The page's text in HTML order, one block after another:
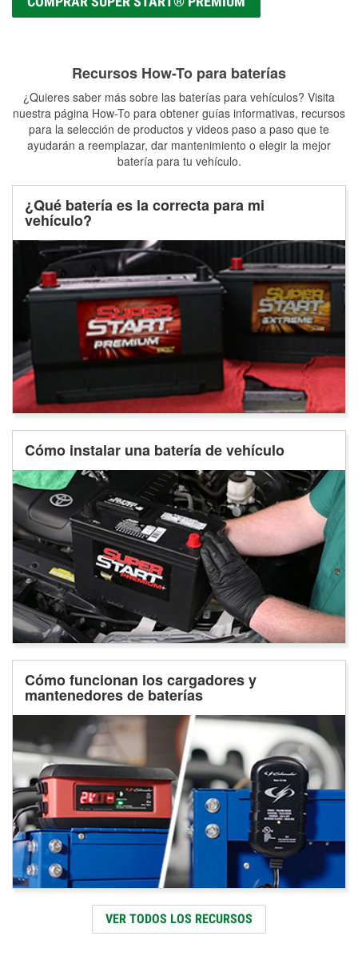
Recursos How-To para baterías
¿Quieres saber más sobre las baterías para vehículos? Visita
nuestra página How-To para obtener guías informativas, recursos
para la selección de productos y videos paso a paso que te
ayudarán a reemplazar, dar mantenimiento o elegir la mejor
batería para tu vehículo.
¿Qué batería es la correcta para mi
vehículo?
Cómo instalar una batería de vehículo
Cómo funcionan los cargadores y
mantenedores de baterías
VER TODOS LOS RECURSOS